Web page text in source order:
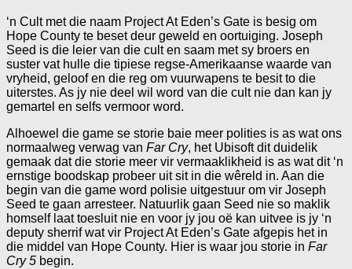
‘n Cult met die naam Project At Eden’s Gate is besig om
Hope County te beset deur geweld en oortuiging. Joseph
Seed is die leier van die cult en saam met sy broers en
suster vat hulle die tipiese regse-Amerikaanse waarde van
vryheid, geloof en die reg om vuurwapens te besit to die
uiterstes. As jy nie deel wil word van die cult nie dan kan jy
gemartel en selfs vermoor word.
Alhoewel die game se storie baie meer polities is as wat ons
normaalweg verwag van Far Cry, het Ubisoft dit duidelik
gemaak dat die storie meer vir vermaaklikheid is as wat dit ‘n
ernstige boodskap probeer uit sit in die wêreld in. Aan die
begin van die game word polisie uitgestuur om vir Joseph
Seed te gaan arresteer. Natuurlik gaan Seed nie so maklik
homself laat toesluit nie en voor jy jou oë kan uitvee is jy ‘n
deputy sherrif wat vir Project At Eden’s Gate afgepis het in
die middel van Hope County. Hier is waar jou storie in Far
Cry 5 begin.